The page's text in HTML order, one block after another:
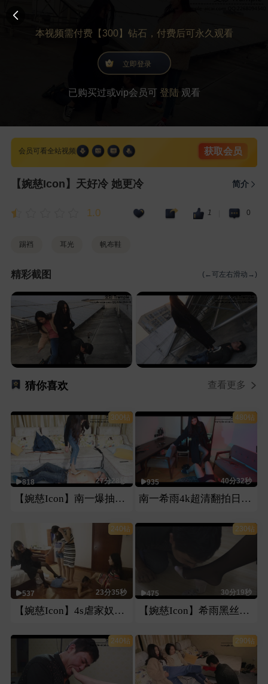
本视频需付费【300】钻石，付费后可永久观看
立即登录
已购买过或vip会员可 登陆观看
会员可看全站视频 获取会员
【婉慈Icon】天好冷 她更冷 简介
1.0 1 0
踢裆 耳光 帆布鞋
精彩截图 (←可左右滑动→)
猜你喜欢 查看更多
300钻
818 27分28秒
【婉慈Icon】南一爆抽刑奴（大片第一部）
480钻
935 40分32秒
南一希雨4k超清翻拍日本番号片第一部
240钻
537 23分35秒
【婉慈Icon】4s虐家奴（此部视频有玉娘）
230钻
475 30分19秒
【婉慈Icon】希雨黑丝花式喂食羞辱
240钻 290钻